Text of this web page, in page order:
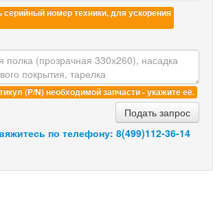
серийный номер техники, для ускорения
(P/N) необходимой запчасти - укажите её.
Подать запрос
по телефону: 8(499)112-36-14